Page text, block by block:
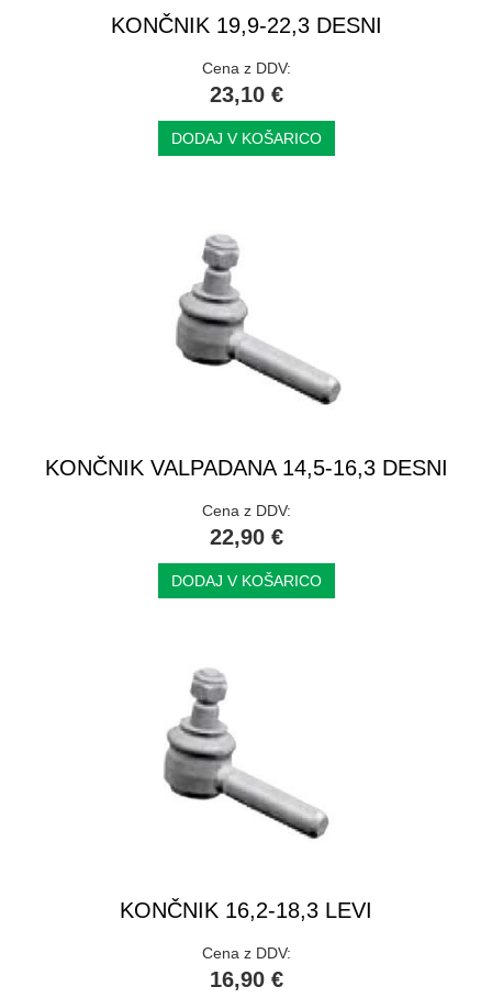
KONČNIK 19,9-22,3 DESNI
Cena z DDV:
23,10 €
DODAJ V KOŠARICO
KONČNIK VALPADANA 14,5-16,3 DESNI
Cena z DDV:
22,90 €
DODAJ V KOŠARICO
KONČNIK 16,2-18,3 LEVI
Cena z DDV:
16,90 €